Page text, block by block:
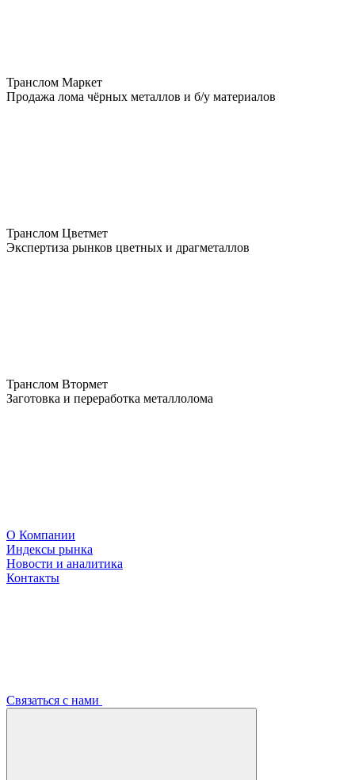
Транслом Маркет
Продажа лома чёрных металлов и б/у материалов
Транслом Цветмет
Экспертиза рынков цветных и драгметаллов
Транслом Втормет
Заготовка и переработка металлолома
О Компании
Индексы рынка
Новости и аналитика
Контакты
Связаться с нами